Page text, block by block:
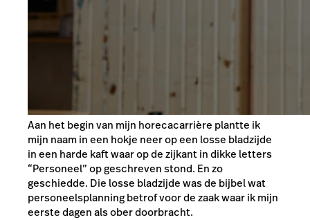
Aan het begin van mijn horecacarrière plantte ik
mijn naam in een hokje neer op een losse bladzijde
in een harde kaft waar op de zijkant in dikke letters
“Personeel” op geschreven stond. En zo
geschiedde. Die losse bladzijde was de bijbel wat
personeelsplanning betrof voor de zaak waar ik mijn
eerste dagen als ober doorbracht.